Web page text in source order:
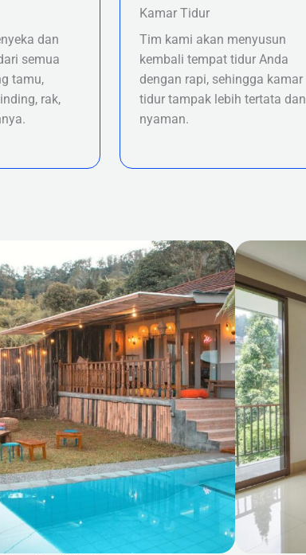
dan
semua
tamu,
rak,
Kamar Tidur
Tim kami akan menyusun
kembali tempat tidur Anda
dengan rapi, sehingga kamar
tidur tampak lebih tertata dan
nyaman.